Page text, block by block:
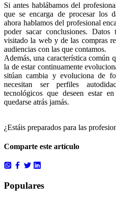
Si antes hablábamos del
que se encarga de procesar los
ahora hablamos del profesional
poder sacar conclusiones.
visitado la web y de las compras
audiencias con las que contamos.
Además, una característica común
la de estar continuamente
sitúan cambia y evoluciona de
necesitan ser perfiles
tecnológicos que deseen estar
quedarse atrás jamás.
¿Estáis preparados para las
Comparte este artículo
Populares